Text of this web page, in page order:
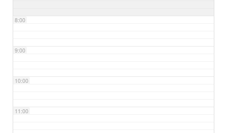
8:00
9:00
10:00
11:00